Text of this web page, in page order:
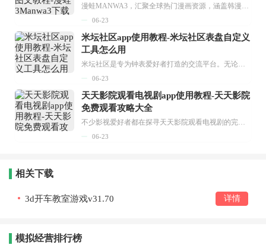
漫蛙MANWA3，汇聚全球热门漫画资源，涵盖韩漫、欧美漫画、国漫等多种类型，题材丰富多样，全方位满足用户阅读喜好。它不仅是阅读平台，更是创作平台，为广大用户打造零门槛创作环境。...
06-23
米坛社区app使用教程-米坛社区表盘自定义
工具怎么用
米坛社区是专为钟表爱好者打造的交流平台。无论你是初涉钟表领域的普通爱好者，还是拥有多年收藏经验的资深玩家，都能在此找到属于自己的天地。 无需注册，就能轻松参与其中。通过专业的讨论论坛与丰富的交互功能，你可与世界各地的钟表爱好者畅快交流。若你钟情于钟表，米坛社区无疑是值得一试的理想之选。在这里，你能获取最新的手表资讯，交流见解，提升鉴赏品味，让每一块手表都成为收藏故事中重要的一部分。感兴趣的朋友，不要错过下载机会。...
06-23
天天影院观看电视剧app使用教程-天天影院
免费观看攻略大全
不少影视爱好者都在探寻天天影院观看电视剧的完整方法，结合最新平台使用规则，本篇新手入门攻略全面讲解观看渠道、检索流程、播放设置以及画面模式调整等实用内容。全文适配手机、电脑等主流设备，步骤简洁易懂，无论是初次使用的新手，还是想要优化观影体验的用户，都能参照内容快速上手，熟练掌握平台各项操作技巧，轻松畅享影视内容。...
06-23
相关下载
3d开车教室游戏v31.70 详情
模拟经营排行榜